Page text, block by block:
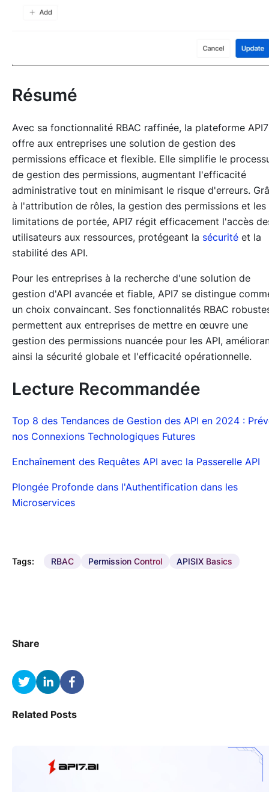
Résumé
Avec sa fonctionnalité RBAC raffinée, la plateforme API7
offre aux entreprises une solution de gestion des
permissions efficace et flexible. Elle simplifie le
de gestion des permissions, augmentant l'efficacité
administrative tout en minimisant le risque d'erreurs.
à l'attribution de rôles, la gestion des permissions et les
limitations de portée, API7 régit efficacement l'accès
utilisateurs aux ressources, protégeant la sécurité et la
stabilité des API.
Pour les entreprises à la recherche d'une solution de
gestion d'API avancée et fiable, API7 se distingue
un choix convaincant. Ses fonctionnalités RBAC
permettent aux entreprises de mettre en œuvre une
gestion des permissions nuancée pour les API,
ainsi la sécurité globale et l'efficacité opérationnelle.
Lecture Recommandée
Top 8 des Tendances de Gestion des API en 2024 :
nos Connexions Technologiques Futures
Enchaînement des Requêtes API avec la Passerelle API
Plongée Profonde dans l'Authentification dans les
Microservices
Tags: RBAC Permission Control APISIX Basics
Share
Related Posts